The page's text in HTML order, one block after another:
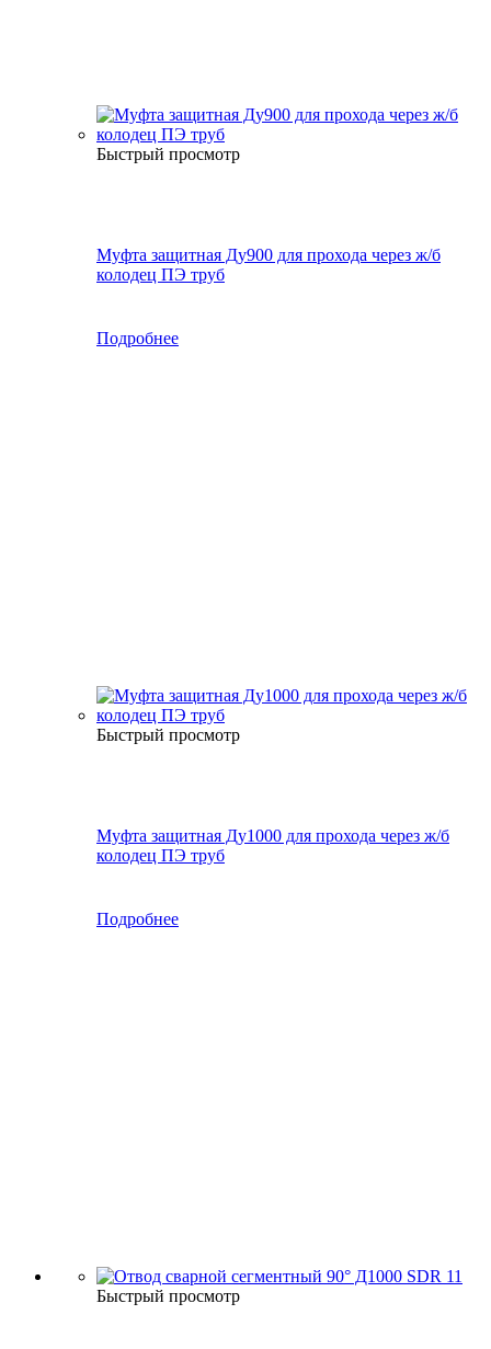
Быстрый просмотр
Муфта защитная Ду900 для прохода через ж/б
колодец ПЭ труб
Подробнее
Быстрый просмотр
Муфта защитная Ду1000 для прохода через ж/б
колодец ПЭ труб
Подробнее
Быстрый просмотр